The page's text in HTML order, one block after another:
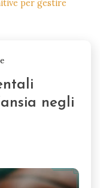
per gestire
negli